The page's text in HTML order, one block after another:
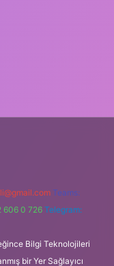
Teams:
606 0 726 Telegram:
Bilgi Teknolojileri
bir Yer Sağlayıcı